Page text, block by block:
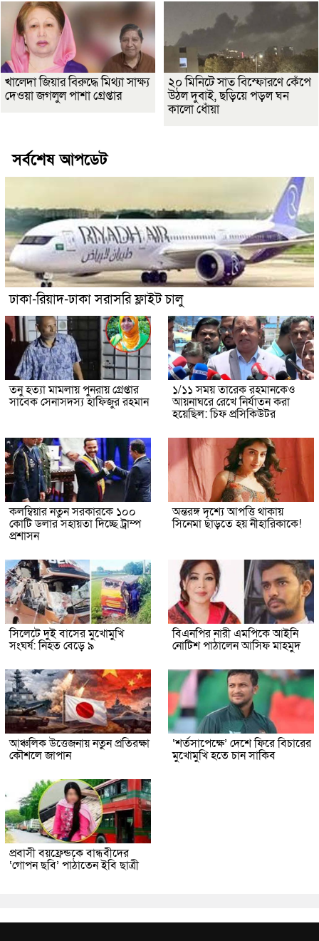
খালেদা জিয়ার বিরুদ্ধে মিথ্যা সাক্ষ্য
দেওয়া জগলুল পাশা গ্রেপ্তার
২০ মিনিটে সাত বিস্ফোরণে কেঁপে
উঠল দুবাই, ছড়িয়ে পড়ল ঘন
কালো ধোঁয়া
সর্বশেষ আপডেট
ঢাকা-রিয়াদ-ঢাকা সরাসরি ফ্লাইট চালু
তনু হত্যা মামলায় পুনরায় গ্রেপ্তার
সাবেক সেনাসদস্য হাফিজুর রহমান
১/১১ সময় তারেক রহমানকেও
আয়নাঘরে রেখে নির্যাতন করা
হয়েছিল: চিফ প্রসিকিউটর
কলম্বিয়ার নতুন সরকারকে ১০০
কোটি ডলার সহায়তা দিচ্ছে ট্রাম্প
প্রশাসন
অন্তরঙ্গ দৃশ্যে আপত্তি থাকায়
সিনেমা ছাড়তে হয় নীহারিকাকে!
সিলেটে দুই বাসের মুখোমুখি
সংঘর্ষ: নিহত বেড়ে ৯
বিএনপির নারী এমপিকে আইনি
নোটিশ পাঠালেন আসিফ মাহমুদ
আঞ্চলিক উত্তেজনায় নতুন প্রতিরক্ষা
কৌশলে জাপান
‘শর্তসাপেক্ষে’ দেশে ফিরে বিচারের
মুখোমুখি হতে চান সাকিব
প্রবাসী বয়ফ্রেন্ডকে বান্ধবীদের
‘গোপন ছবি’ পাঠাতেন ইবি ছাত্রী